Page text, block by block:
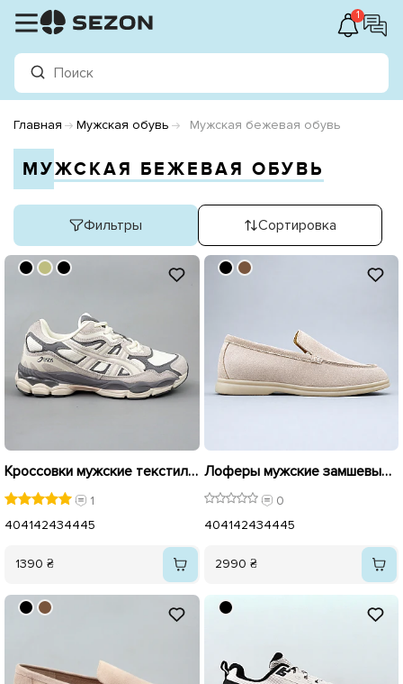
1
Главная Мужская обувь Мужская бежевая обувь
МУЖСКАЯ БЕЖЕВАЯ ОБУВЬ
Фильтры Сортировка
Кроссовки мужские текстиль 594696 Бежевые
1
404142434445
1390 ₴
Лоферы мужские замшевые 596111 Бежевые
0
404142434445
2990 ₴